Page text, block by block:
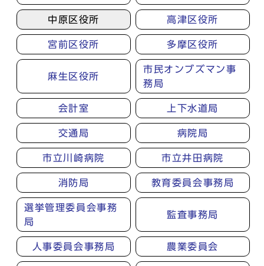
中原区役所 高津区役所
宮前区役所 多摩区役所
麻生区役所
市民オンブズマン事
務局
会計室 上下水道局
交通局 病院局
市立川崎病院 市立井田病院
消防局 教育委員会事務局
選挙管理委員会事務
局
監査事務局
人事委員会事務局 農業委員会